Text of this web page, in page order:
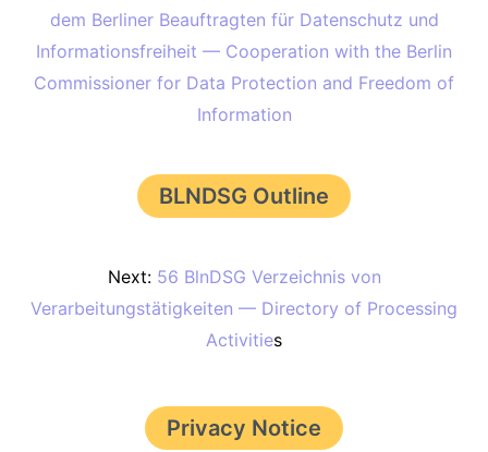
dem Berliner Beauftragten für Datenschutz und
Informationsfreiheit — Cooperation with the Berlin
Commissioner for Data Protection and Freedom of
Information
BLNDSG Outline
Next: 56 BlnDSG Verzeichnis von
Verarbeitungstätigkeiten — Directory of Processing
Activities
Privacy Notice